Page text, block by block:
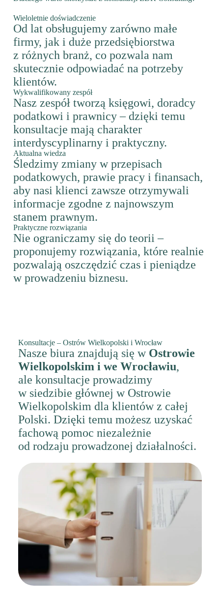
Wieloletnie doświadczenie
Od lat obsługujemy zarówno małe
firmy, jak i duże przedsiębiorstwa
z różnych branż, co pozwala nam
skutecznie odpowiadać na potrzeby
klientów.
Wykwalifikowany zespół
Nasz zespół tworzą księgowi, doradcy
podatkowi i prawnicy – dzięki temu
konsultacje mają charakter
interdyscyplinarny i praktyczny.
Aktualna wiedza
Śledzimy zmiany w przepisach
podatkowych, prawie pracy i finansach,
aby nasi klienci zawsze otrzymywali
informacje zgodne z najnowszym
stanem prawnym.
Praktyczne rozwiązania
Nie ograniczamy się do teorii –
proponujemy rozwiązania, które realnie
pozwalają oszczędzić czas i pieniądze
w prowadzeniu biznesu.
Konsultacje – Ostrów Wielkopolski i Wrocław
Nasze biura znajdują się w Ostrowie
Wielkopolskim i we Wrocławiu,
ale konsultacje prowadzimy
w siedzibie głównej w Ostrowie
Wielkopolskim dla klientów z całej
Polski. Dzięki temu możesz uzyskać
fachową pomoc niezależnie
od rodzaju prowadzonej działalności.